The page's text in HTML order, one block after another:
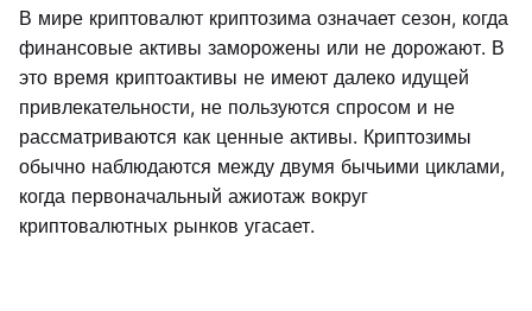
В мире криптовалют криптозима означает сезон, когда
финансовые активы заморожены или не дорожают. В
это время криптоактивы не имеют далеко идущей
привлекательности, не пользуются спросом и не
рассматриваются как ценные активы. Криптозимы
обычно наблюдаются между двумя бычьими циклами,
когда первоначальный ажиотаж вокруг
криптовалютных рынков угасает.